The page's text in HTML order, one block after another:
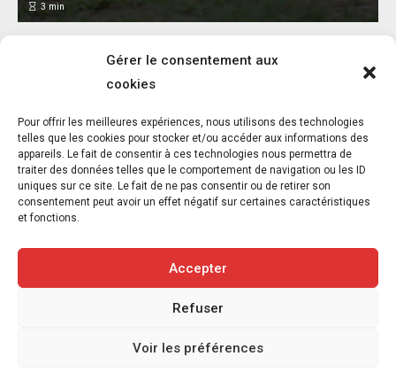
Gérer le consentement aux
cookies
Pour offrir les meilleures expériences, nous utilisons des technologies
telles que les cookies pour stocker et/ou accéder aux informations des
appareils. Le fait de consentir à ces technologies nous permettra de
traiter des données telles que le comportement de navigation ou les ID
uniques sur ce site. Le fait de ne pas consentir ou de retirer son
consentement peut avoir un effet négatif sur certaines caractéristiques
et fonctions.
Accepter
Refuser
Voir les préférences
3 min
L’association FUTUR dénonce le recours à
des « tirs sanitaires » sur des animaux
sauvages déjà victimes de l’incendie
d’Achères-la-Forêt
7 août 2026 5